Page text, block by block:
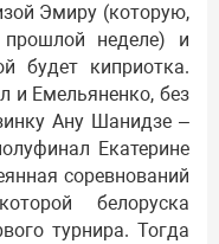
Эмиру (которую,
неделе) и
будет киприотка.
и Емельяненко, без
Ану Шанидзе –
Екатерине
соревнований
белоруска
турнира. Тогда